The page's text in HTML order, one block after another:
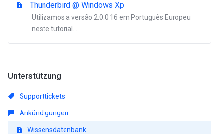
Thunderbird @ Windows Xp
Utilizamos a versão 2.0.0.16 em Português Europeu
neste tutorial....
Unterstützung
Supporttickets
Ankündigungen
Wissensdatenbank